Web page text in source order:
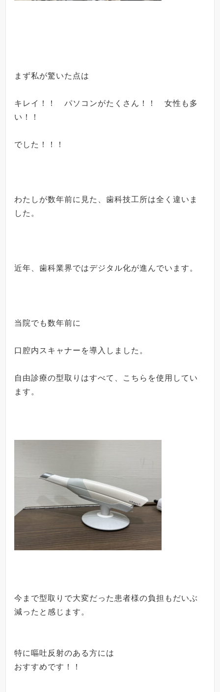
まず私が驚いた点は
キレイ！！ パソコンがたくさん！！ 女性も多
い！！
でした！！！
わたしが数年前に見た、歯科技工所は全く違いま
した。
近年、歯科業界ではデジタル化が進んでいます。
当院でも数年前に
口腔内スキャナーを導入しました。
自由診療の型取りはすべて、こちらを使用してい
ます。
今まで型取りで大変だった患者様の負担もだいぶ
減ったと感じます。
特に嘔吐反射のある方には
おすすめです！！